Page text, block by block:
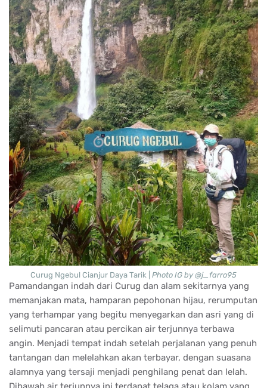
Curug Ngebul Cianjur Daya Tarik | Photo IG by @j_farro95
Pamandangan indah dari Curug dan alam sekitarnya yang
memanjakan mata, hamparan pepohonan hijau, rerumputan
yang terhampar yang begitu menyegarkan dan asri yang di
selimuti pancaran atau percikan air terjunnya terbawa
angin. Menjadi tempat indah setelah perjalanan yang penuh
tantangan dan melelahkan akan terbayar, dengan suasana
alamnya yang tersaji menjadi penghilang penat dan lelah.